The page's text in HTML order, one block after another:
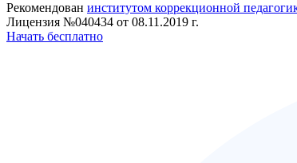
Рекомендован институтом коррекционной
Лицензия №040434 от 08.11.2019 г.
Начать бесплатно